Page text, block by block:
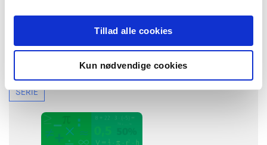
Tillad alle cookies
Kun nødvendige cookies
Faglig læsning. Lær matematikkens sprog
SERIE